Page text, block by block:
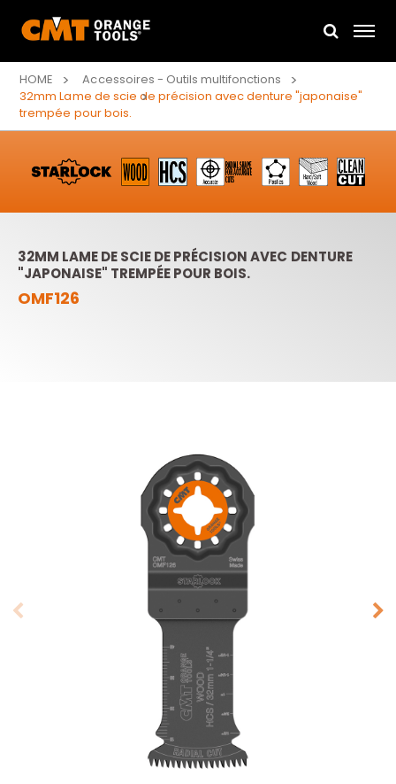
HOME
Accessoires - Outils multifonctions
32mm Lame de scie de précision avec denture "japonaise"
trempée pour bois.
32MM LAME DE SCIE DE PRÉCISION AVEC DENTURE
"JAPONAISE" TREMPÉE POUR BOIS.
OMF126